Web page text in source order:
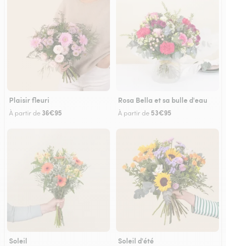
Plaisir fleuri
À partir de 36€95
Rosa Bella et sa bulle d'eau
À partir de 53€95
Soleil Soleil d'été